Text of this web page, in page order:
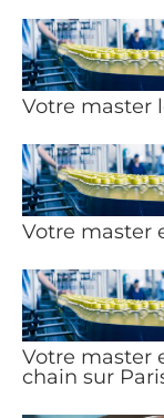
Votre master
Votre master
Votre master
chain sur